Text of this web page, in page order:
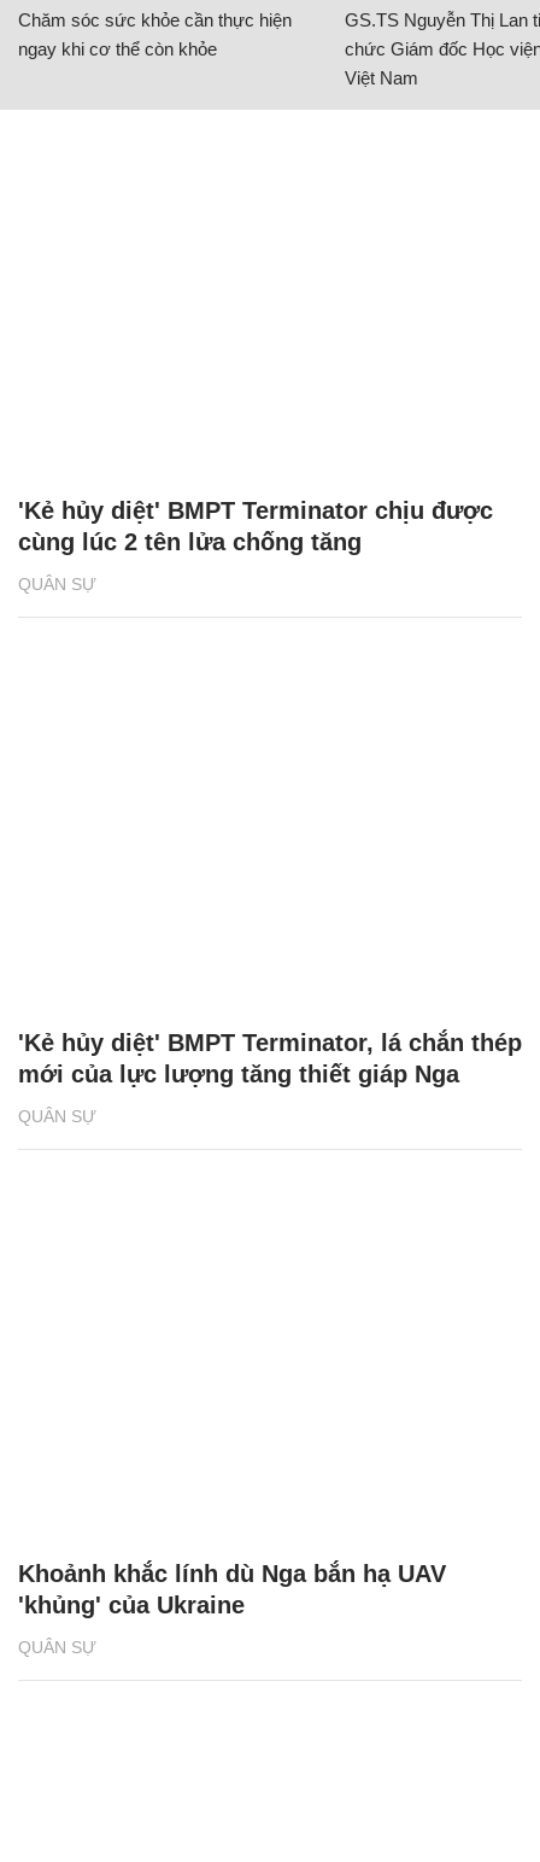
Chăm sóc sức khỏe cần thực hiện
ngay khi cơ thể còn khỏe
GS.TS Nguyễn Thị Lan
chức Giám đốc Học
Việt Nam
QUÂN SỰ
'Kẻ hủy diệt' BMPT Terminator chịu được
cùng lúc 2 tên lửa chống tăng
QUÂN SỰ
'Kẻ hủy diệt' BMPT Terminator, lá chắn thép
mới của lực lượng tăng thiết giáp Nga
QUÂN SỰ
Khoảnh khắc lính dù Nga bắn hạ UAV
'khủng' của Ukraine